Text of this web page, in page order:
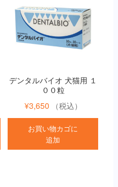
デンタルバイオ 犬猫用 １
００粒
¥3,650 （税込）
お買い物カゴに
追加